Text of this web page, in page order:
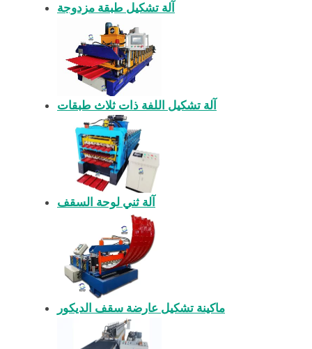
آلة تشكيل طبقة مزدوجة
آلة تشكيل اللفة ذات ثلاث طبقات
آلة ثني لوحة السقف
ماكينة تشكيل عارضة سقف الديكور